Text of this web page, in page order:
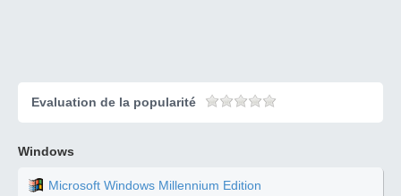
Evaluation de la popularité
Windows
Microsoft Windows Millennium Edition